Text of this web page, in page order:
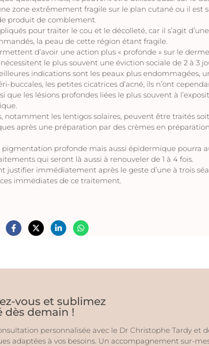
zone extrêmement fragile sur le plan cutané ou il est
produit de comblement.
pour traiter le cou et le décolleté, car il s’agit
la peau de cette région étant fragile.
d’avoir une action plus « profonde » sur le
nécessitent le plus souvent une éviction sociale de 2 à 3
indications sont les peaux plus endommagées,
buccales, les petites cicatrices d’acné, ils n’ont
que les lésions profondes liées le plus souvent à
notamment les lentigos solaires, peuvent être traités
après une préparation par des crèmes en
profonde mais aussi épidermique pourra
qui seront là aussi à renouveler de 1 à 4 fois.
justifier immédiatement après le geste d’une à trois
immédiates de ce traitement.
vous et sublimez
dès demain !
personnalisée avec le Dr Christophe Tardy et
adaptées à vos besoins. Un accompagnement sur-